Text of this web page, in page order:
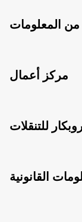
من المعلومات
مركز أعمال
للتنقلات
القانونية